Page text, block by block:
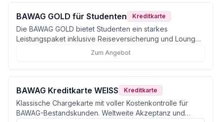
BAWAG GOLD für Studenten Kreditkarte
Die BAWAG GOLD bietet Studenten ein starkes
Leistungspaket inklusive Reiseversicherung und Lounge-
Zugang, hat jedoch Schwächen bei den
Zum Angebot
BAWAG Kreditkarte WEISS Kreditkarte
Klassische Chargekarte mit voller Kostenkontrolle für
BAWAG-Bestandskunden. Weltweite Akzeptanz und